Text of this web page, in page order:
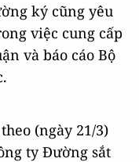
ký cũng yêu
việc cung cấp
và báo cáo Bộ
(ngày 21/3)
ty Đường sắt